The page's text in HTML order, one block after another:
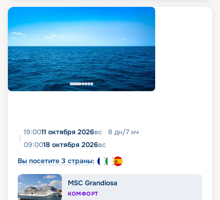
19:0011 октября 2026вс 8 дн/7 нч
09:0018 октября 2026вс
Вы посетите 3 страны:
MSC Grandiosa
КОМФОРТ